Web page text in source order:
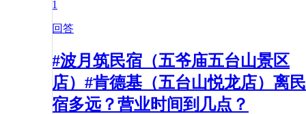
1
回答
#波月筑民宿（五爷庙五台山景区
店）#肯德基（五台山悦龙店）离民
宿多远？营业时间到几点？​